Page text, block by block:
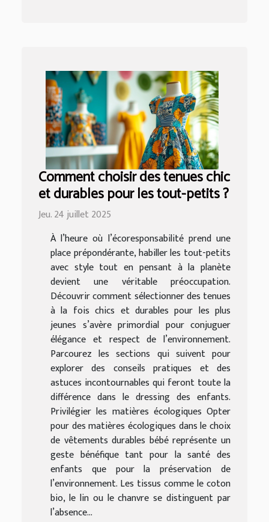
Comment choisir des tenues chic
et durables pour les tout-petits ?
Jeu. 24 juillet 2025
À l’heure où l’écoresponsabilité prend une
place prépondérante, habiller les tout-petits
avec style tout en pensant à la planète
devient une véritable préoccupation.
Découvrir comment sélectionner des tenues
à la fois chics et durables pour les plus
jeunes s’avère primordial pour conjuguer
élégance et respect de l’environnement.
Parcourez les sections qui suivent pour
explorer des conseils pratiques et des
astuces incontournables qui feront toute la
différence dans le dressing des enfants.
Privilégier les matières écologiques Opter
pour des matières écologiques dans le choix
de vêtements durables bébé représente un
geste bénéfique tant pour la santé des
enfants que pour la préservation de
l’environnement. Les tissus comme le coton
bio, le lin ou le chanvre se distinguent par
l’absence...